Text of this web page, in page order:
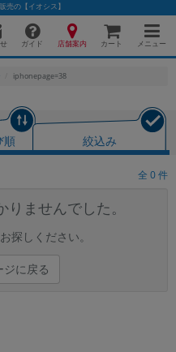
の【イオシス】
ガイド 店舗案内 カート メニュー
iphonepage=38
順 絞込み
全0件
ませんでした。
探しください。
に戻る
切り替える